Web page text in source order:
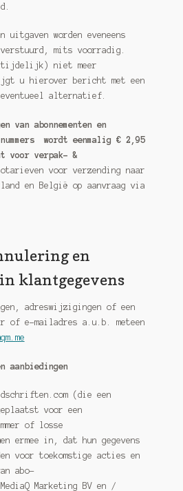
uitgaven worden eveneens
verstuurd, mits voorradig.
(tijdelijk) niet meer
u hierover bericht met een
alternatief.
van abonnementen en
wordt eenmalig € 2,95
voor verpak- &
voor verzending naar
en België op aanvraag via
en
klantgegevens
adreswijzigingen of een
of e-mailadres a.u.b. meteen
(die een
voor een
of losse
ermee in, dat hun gegevens
voor toekomstige acties en
abo-
Marketing BV en /